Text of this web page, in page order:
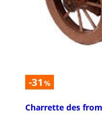
-31 %
Charrette des